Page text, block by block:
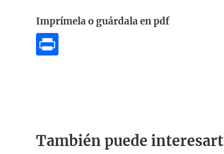
Imprímela o guárdala en pdf
También puede